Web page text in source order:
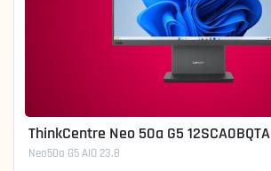
ThinkCentre Neo 50a G5 12SCA0BQTA
Neo50a G5 AIO 23.8